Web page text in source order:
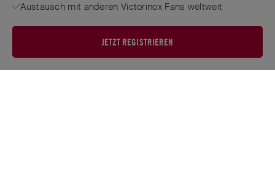
Austausch mit anderen Victorinox Fans weltweit
JETZT REGISTRIEREN